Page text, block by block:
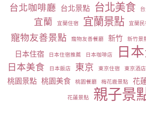
台北咖啡廳 台北景點 台北美食
宜蘭 宜蘭住宿 宜蘭景點 宜蘭民
寵物友善景點 寵物友善餐廳 新竹 新竹景
日本住宿 日本住宿推薦 日本咖啡店 日
日本美食 日本飯店 東京 東京住宿 東京酒店
桃園景點 桃園美食 桃園餐廳 梅花鹿景點 花
花蓮景點 親子景